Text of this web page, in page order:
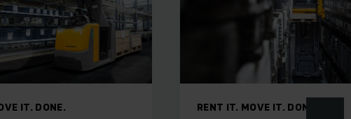
RENT IT. MOVE IT. DONE.